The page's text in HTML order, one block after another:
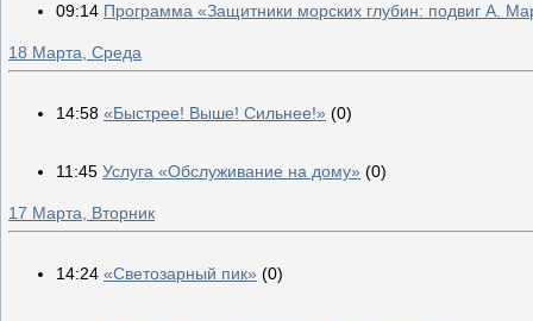
09:14 Программа «Защитники морских глубин: подвиг А.
18 Марта, Среда
14:58 «Быстрее! Выше! Сильнее!» (0)
11:45 Услуга «Обслуживание на дому» (0)
17 Марта, Вторник
14:24 «Светозарный пик» (0)